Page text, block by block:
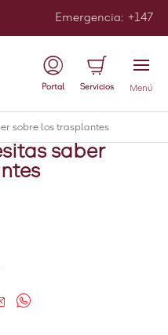
Emergencia: +147
Portal Servicios Menú
sobre los trasplantes
saber